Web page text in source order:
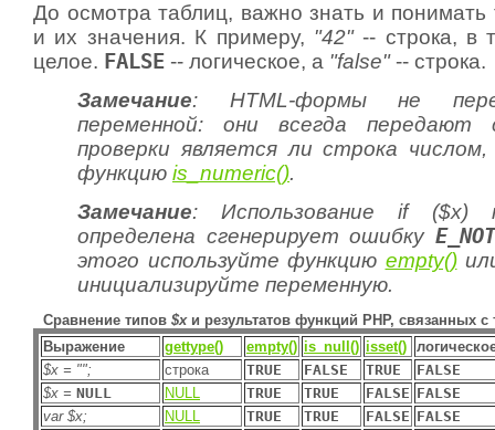
До осмотра таблиц, важно знать и
и их значения. К примеру, "42"-- строка, в
целое. FALSE -- логическое, а "false"-- строка.
Замечание: HTML-формы не
переменной: они всегда передают
проверки является ли строка числом,
функцию is_numeric().
Замечание: Использованиеif ($x)
определена сгенерирует ошибку
этого используйте функцию empty()
инициализируйте переменную.
Сравнение типов $xи результатов функций PHP, связанных с
Выражение
gettype() empty() is_null() isset()
$x = "";
строка TRUE FALSE TRUE
FALSE
$x = NULL NULL TRUE TRUE FALSE FALSE
var $x;
NULL TRUE TRUE FALSE FALSE